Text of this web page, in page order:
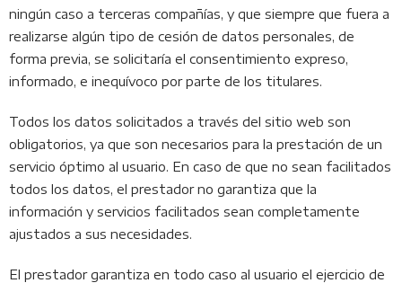
ningún caso a terceras compañías, y que siempre que fuera a
realizarse algún tipo de cesión de datos personales, de
forma previa, se solicitaría el consentimiento expreso,
informado, e inequívoco por parte de los titulares.
Todos los datos solicitados a través del sitio web son
obligatorios, ya que son necesarios para la prestación de un
servicio óptimo al usuario. En caso de que no sean facilitados
todos los datos, el prestador no garantiza que la
información y servicios facilitados sean completamente
ajustados a sus necesidades.
El prestador garantiza en todo caso al usuario el ejercicio de